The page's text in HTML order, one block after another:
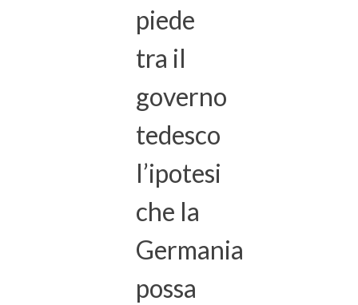
piede
tra il
governo
tedesco
l’ipotesi
che la
Germania
possa